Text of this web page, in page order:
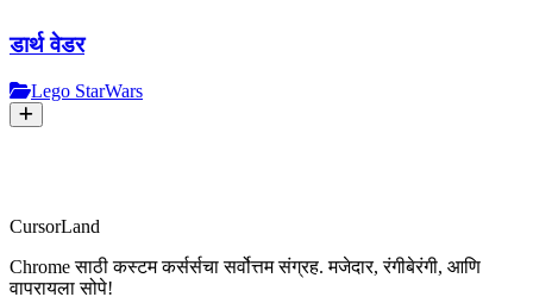
डार्थ वेडर
Lego StarWars
CursorLand
Chrome साठी कस्टम कर्सर्सचा सर्वोत्तम संग्रह. मजेदार, रंगीबेरंगी, आणि
वापरायला सोपे!